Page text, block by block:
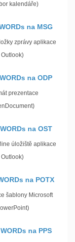
kalendáře)
na MSG
zprávy aplikace
Outlook)
na ODP
prezentace
na OST
úložiště aplikace
Outlook)
na POTX
šablony Microsoft
na PPS